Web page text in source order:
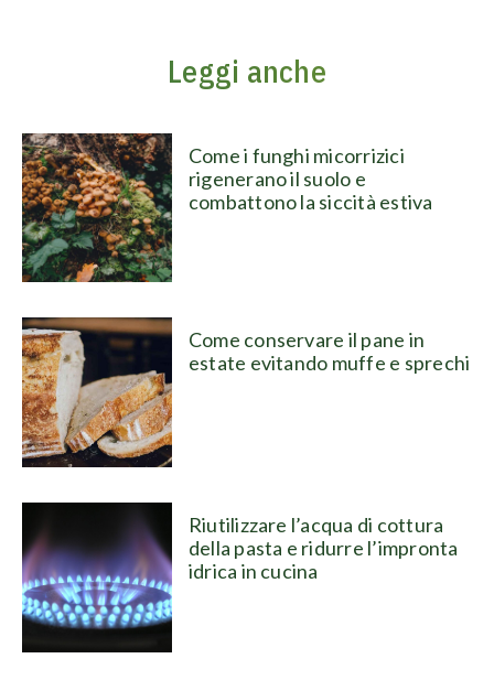
Leggi anche
Come i funghi micorrizici
rigenerano il suolo e
combattono la siccità estiva
Come conservare il pane in
estate evitando muffe e sprechi
Riutilizzare l’acqua di cottura
della pasta e ridurre l’impronta
idrica in cucina